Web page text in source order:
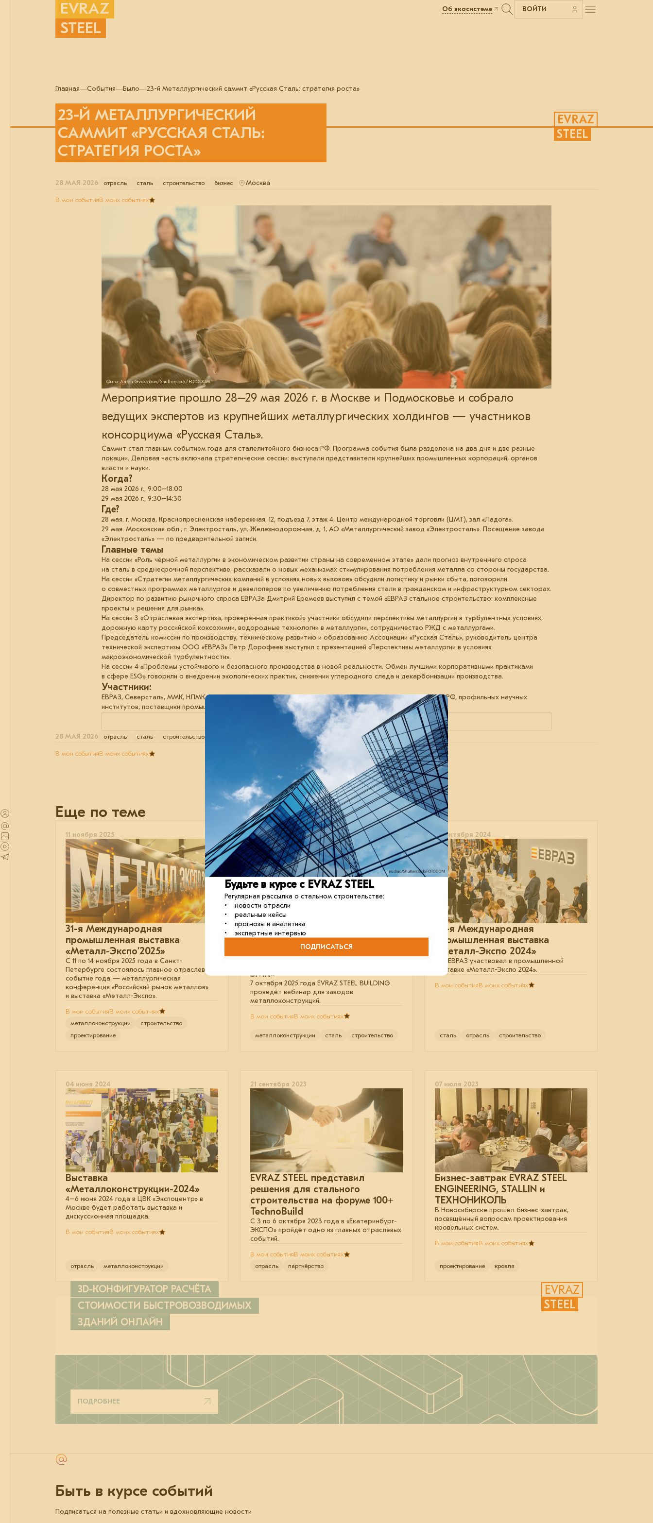
EVRAZ
STEEL
Об экосистеме ВОЙТИ
Главная События Было 23-й Металлургический саммит «Русская Сталь: стратегия роста»
EVRAZ
STEEL
23-Й МЕТАЛЛУРГИЧЕСКИЙ
САММИТ «РУССКАЯ СТАЛЬ:
СТРАТЕГИЯ РОСТА»
28 МАЯ 2026 отрасль сталь строительство бизнес Москва
В мои событияВ моих событиях
Фото: Anton Gvozdikov/Shutterstock/FOTODOM
Мероприятие прошло 28–29 мая 2026 г. в Москве и Подмосковье и собрало
ведущих экспертов из крупнейших металлургических холдингов — участников
консорциума «Русская Сталь».
Саммит стал главным событием года для сталелитейного бизнеса РФ. Программа события была разделена на два дня и две разные
локации. Деловая часть включала стратегические сессии: выступали представители крупнейших промышленных корпораций, органов
власти и науки.
Когда?
28 мая 2026 г., 9:00–18:00
29 мая 2026 г., 9:30–14:30
Где?
28 мая. г. Москва, Краснопресненская набережная, 12, подъезд 7, этаж 4, Центр международной торговли (ЦМТ), зал «Ладога».
29 мая. Московская обл., г. Электросталь, ул. Железнодорожная, д. 1, АО «Металлургический завод «Электросталь». Посещение завода
«Электросталь» — по предварительной записи.
Главные темы
На сессии «Роль чёрной металлургии в экономическом развитии страны на современном этапе» дали прогноз внутреннего спроса
на сталь в среднесрочной перспективе, рассказали о новых механизмах стимулирования потребления металла со стороны государства.
На сессии «Стратегии металлургических компаний в условиях новых вызовов» обсудили логистику и рынки сбыта, поговорили
о совместных программах металлургов и девелоперов по увеличению потребления стали в гражданском и инфраструктурном секторах.
Директор по развитию рыночного спроса ЕВРАЗа Дмитрий Еремеев выступил с темой «ЕВРАЗ стальное строительство: комплексные
проекты и решения для рынка».
На сессии 3 «Отраслевая экспертиза, проверенная практикой» участники обсудили перспективы металлургии в турбулентных условиях,
дорожную карту российской коксохимии, водородные технологии в металлургии, сотрудничество РЖД с металлургами.
Председатель комиссии по производству, техническому развитию и образованию Ассоциации «Русская Сталь», руководитель центра
технической экспертизы ООО «ЕВРАЗ» Пётр Дорофеев выступил с презентацией «Перспективы металлургии в условиях
макроэкономической турбулентности».
На сессии 4 «Проблемы устойчивого и безопасного производства в новой реальности. Обмен лучшими корпоративными практиками
в сфере ESG» говорили о внедрении экологических практик, снижении углеродного следа и декарбонизации производства.
Участники:
ЕВРАЗ, Северсталь, ММК, НЛМК, Металлоинвест, Мечел, ОМК, ТМК и ПМХ, представители Минпромторга РФ, профильных научных
институтов, поставщики промышленного оборудования и ИТ-решений.
ПОДРОБНАЯ ПРОГРАММА И РЕГИСТРАЦИЯ
28 МАЯ 2026
отрасль сталь строительство
В мои событияВ моих событиях
Еще по теме
11 ноября 2025
31-я Международная
промышленная выставка
«Металл-Экспо’2025»
С 11 по 14 ноября 2025 года в Санкт-
Петербурге состоялось главное отраслевое
событие года — металлургическая
конференция «Российский рынок металлов»
и выставка «Металл-Экспо».
В мои событияВ моих событиях
металлоконструкции
строительство
проектирование
07 октября 2025
Вебинар «Правила
взаимодействия: порядок
получения заказов, схема
ЗМК»
7 октября 2025 года EVRAZ STEEL BUILDING
проведёт вебинар для заводов
металлоконструкций.
В мои событияВ моих событиях
металлоконструкции сталь строительство
29 октября 2024
30-я Международная
промышленная выставка
«Металл-Экспо 2024»
Как ЕВРАЗ участвовал в промышленной
выставке «Металл-Экспо 2024».
В мои событияВ моих событиях
сталь отрасль строительство
04 июня 2024
Выставка
«Металлоконструкции-2024»
4–6 июня 2024 года в ЦВК «Экспоцентр» в
Москве будет работать выставка и
дискуссионная площадка.
В мои событияВ моих событиях
отрасль металлоконструкции
21 сентября 2023
EVRAZ STEEL представил
решения для стального
строительства на форуме 100+
TechnoBuild
С 3 по 6 октября 2023 года в «Екатеринбург-
ЭКСПО» пройдёт одно из главных отраслевых
событий.
В мои событияВ моих событиях
отрасль
партнёрство
07 июля 2023
Бизнес-завтрак EVRAZ STEEL
ENGINEERING, STALLIN и
ТЕХНОНИКОЛЬ
В Новосибирске прошёл бизнес-завтрак,
посвящённый вопросам проектирования
кровельных систем.
В мои событияВ моих событиях
проектирование кровля
3D-КОНФИГУРАТОР РАСЧЁТА
СТОИМОСТИ БЫСТРОВОЗВОДИМЫХ
ЗДАНИЙ ОНЛАЙН
EVRAZ
STEEL
ПОДРОБНЕЕ
Быть в курсе событий
Подписаться на полезные статьи и вдохновляющие новости
Будьте в курсе с EVRAZ STEEL
Регулярная рассылка о стальном строительстве:
• новости отрасли
• реальные кейсы
• прогнозы и аналитика
• экспертные интервью
ПОДПИСАТЬСЯ